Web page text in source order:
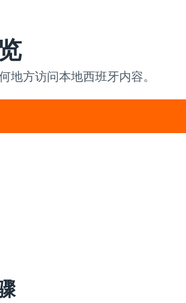
方访问本地西班牙内容。